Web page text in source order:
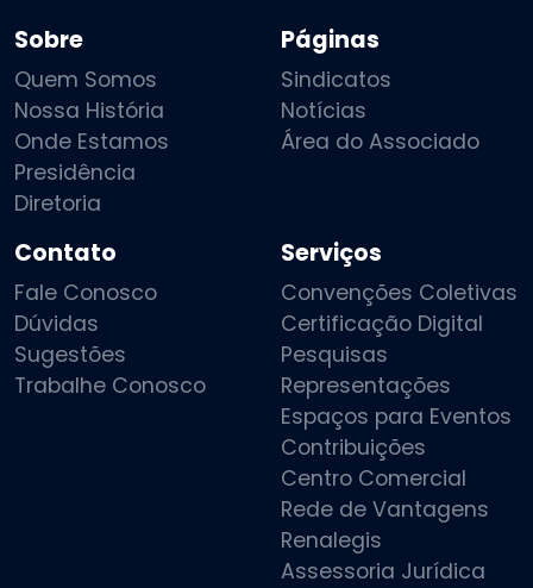
Sobre
Quem Somos
Nossa História
Onde Estamos
Presidência
Diretoria
Páginas
Sindicatos
Notícias
Área do Associado
Contato
Fale Conosco
Dúvidas
Sugestões
Trabalhe Conosco
Serviços
Convenções Coletivas
Certificação Digital
Pesquisas
Representações
Espaços para Eventos
Contribuições
Centro Comercial
Rede de Vantagens
Renalegis
Assessoria Jurídica